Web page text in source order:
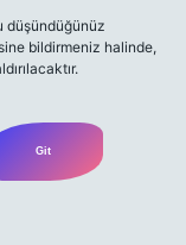
düşündüğünüz
bildirmeniz halinde,